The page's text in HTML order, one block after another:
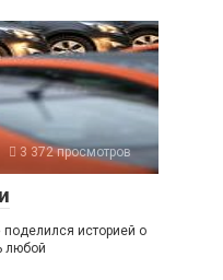
3 372 просмотров
поделился историей о
любой